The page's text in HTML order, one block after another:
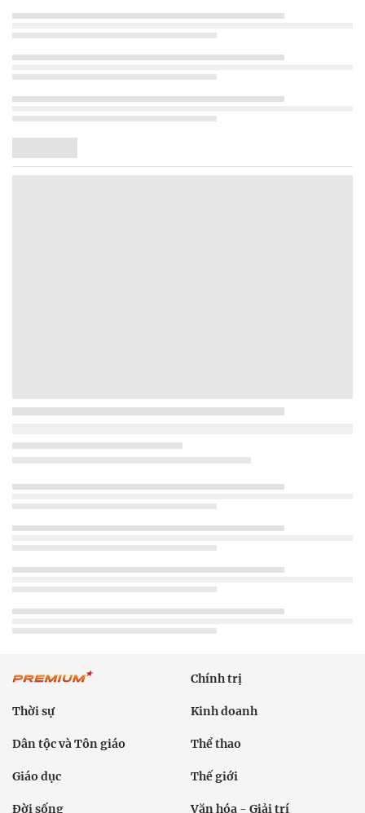
Chính trị
Thời sự Kinh doanh
Dân tộc và Tôn giáo Thể thao
Giáo dục Thế giới
Đời sống Văn hóa - Giải trí